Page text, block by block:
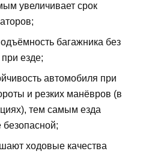
увеличивает срок
багажника без
езде;
автомобиля при
и резких манёвров (в
тем самым езда
безопасной;
ходовые качества